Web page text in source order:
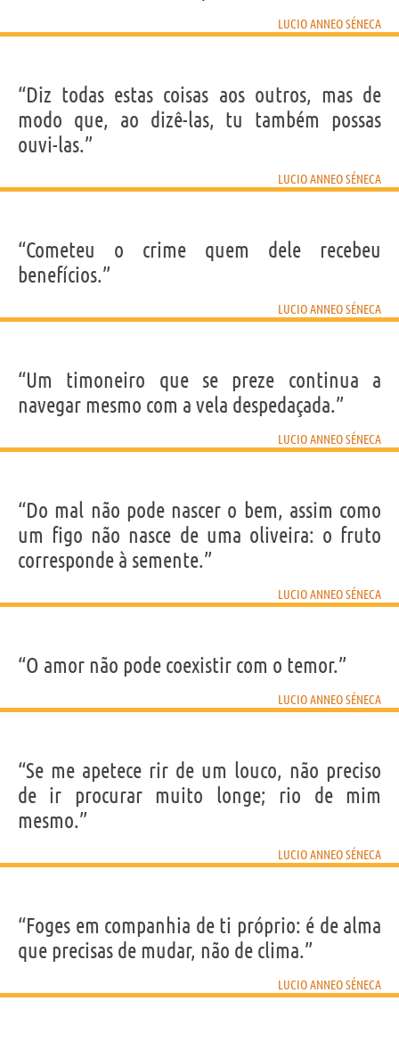
LUCIO ANNEO SÉNECA
“Diz todas estas coisas aos outros, mas de
modo que, ao dizê-las, tu também possas
ouvi-las.”
LUCIO ANNEO SÉNECA
“Cometeu o crime quem dele recebeu
benefícios.”
LUCIO ANNEO SÉNECA
“Um timoneiro que se preze continua a
navegar mesmo com a vela despedaçada.”
LUCIO ANNEO SÉNECA
“Do mal não pode nascer o bem, assim como
um figo não nasce de uma oliveira: o fruto
corresponde à semente.”
LUCIO ANNEO SÉNECA
“O amor não pode coexistir com o temor.”
LUCIO ANNEO SÉNECA
“Se me apetece rir de um louco, não preciso
de ir procurar muito longe; rio de mim
mesmo.”
LUCIO ANNEO SÉNECA
“Foges em companhia de ti próprio: é de alma
que precisas de mudar, não de clima.”
LUCIO ANNEO SÉNECA